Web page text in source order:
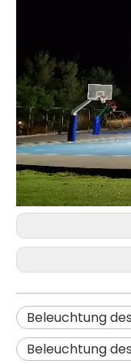
Beleuchtung
Beleuchtung